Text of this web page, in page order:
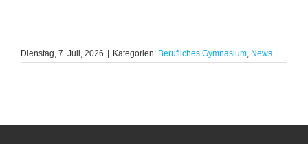
Dienstag, 7. Juli, 2026 | Kategorien: Berufliches Gymnasium News